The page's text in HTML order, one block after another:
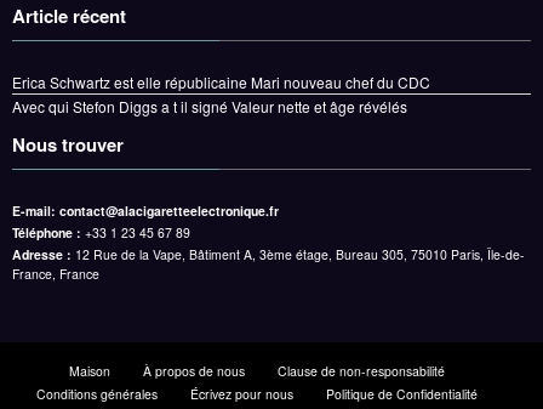
Article récent
Erica Schwartz est elle républicaine Mari nouveau chef du CDC
Avec qui Stefon Diggs a t il signé Valeur nette et âge révélés
Nous trouver
E-mail: contact@alacigaretteelectronique.fr
Téléphone : +33 1 23 45 67 89
Adresse : 12 Rue de la Vape, Bâtiment A, 3ème étage, Bureau 305, 75010 Paris, Île-de-
France, France
Maison À propos de nous
Clause de non-responsabilité
Conditions générales
Écrivez pour nous Politique de Confidentialité